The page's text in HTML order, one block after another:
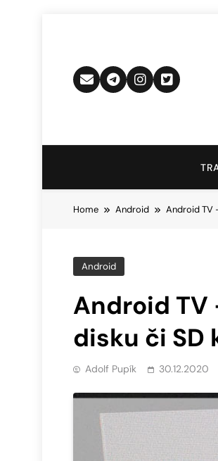
Home Android Android TV
Android
Android TV
disku či SD
Adolf Pupík 30.12.2020